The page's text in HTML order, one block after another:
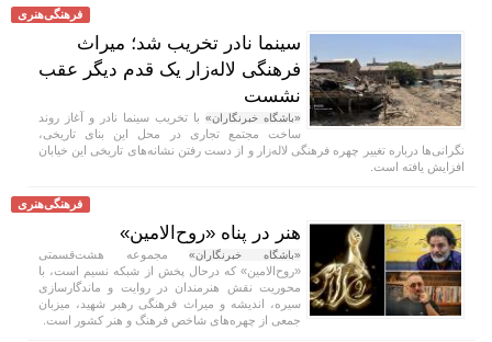
فرهنگی‌هنری
سینما نادر تخریب شد؛ میراث
فرهنگی لاله‌زار یک قدم دیگر عقب
نشست
«باشگاه خبرنگاران» با تخریب سینما نادر و آغاز روند
ساخت مجتمع تجاری در محل این بنای تاریخی،
نگرانی‌ها درباره تغییر چهره فرهنگی لاله‌زار و از دست رفتن نشانه‌های تاریخی این خیابان
افزایش یافته است.
فرهنگی‌هنری
هنر در پناه «روح‌الامین»
«باشگاه خبرنگاران»مجموعه هشت‌قسمتی
«روح‌الامین» که درحال پخش از شبکه نسیم است، با
محوریت نقش هنرمندان در روایت و ماندگارسازی
سیره، اندیشه و میراث فرهنگی رهبر شهید، میزبان
جمعی از چهره‌های شاخص فرهنگ و هنر کشور است.